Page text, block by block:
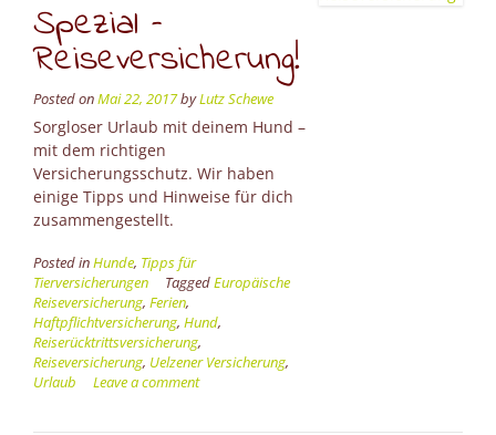
Spezial –
Reiseversicherung!
Posted onMai 22, 2017byLutz Schewe
Sorgloser Urlaub mit deinem Hund –
mit dem richtigen
Versicherungsschutz. Wir haben
einige Tipps und Hinweise für dich
zusammengestellt.
Posted inHunde, Tipps für
Tierversicherungen
TaggedEuropäische
Reiseversicherung, Ferien,
Haftpflichtversicherung, Hund,
Reiserücktrittsversicherung,
Reiseversicherung, Uelzener Versicherung,
Urlaub
Leave a comment